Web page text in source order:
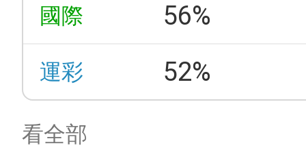
國際 56%
運彩 52%
看全部